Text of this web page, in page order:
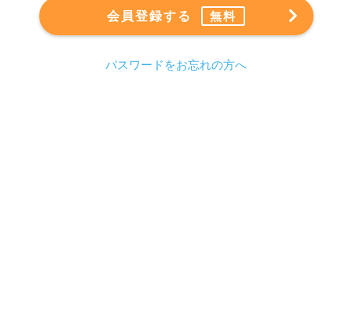
会員登録する 無料
パスワードをお忘れの方へ